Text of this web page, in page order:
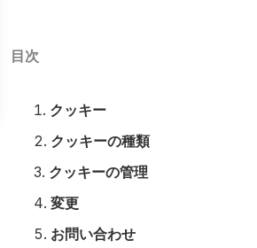
目次
クッキー
クッキーの種類
クッキーの管理
変更
お問い合わせ